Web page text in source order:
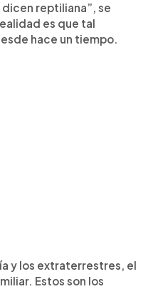
dicen reptiliana”, se
es que tal
hace un tiempo.
y los extraterrestres, el
Estos son los